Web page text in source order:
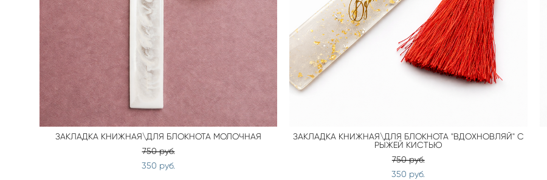
ЗАКЛАДКА КНИЖНАЯ\ДЛЯ БЛОКНОТА МОЛОЧНАЯ
750 pуб.
350 pуб.
ЗАКЛАДКА КНИЖНАЯ\ДЛЯ БЛОКНОТА "ВДОХНОВЛЯЙ" С
РЫЖЕЙ КИСТЬЮ
750 pуб.
350 pуб.